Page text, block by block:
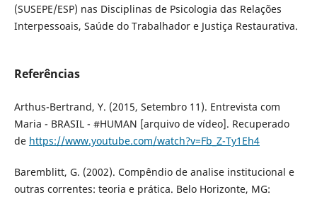
(SUSEPE/ESP) nas Disciplinas de Psicologia das Relações
Interpessoais, Saúde do Trabalhador e Justiça Restaurativa.
Referências
Arthus-Bertrand, Y. (2015, Setembro 11). Entrevista com
Maria - BRASIL - #HUMAN [arquivo de vídeo]. Recuperado
de https://www.youtube.com/watch?v=Fb_Z-Ty1Eh4
Baremblitt, G. (2002). Compêndio de analise institucional e
outras correntes: teoria e prática. Belo Horizonte, MG: